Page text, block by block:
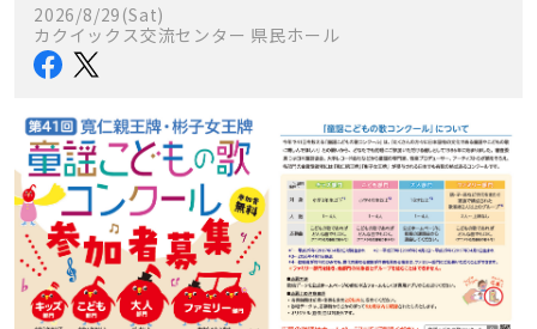
2026/8/29(Sat)
カクイックス交流センター 県民ホール